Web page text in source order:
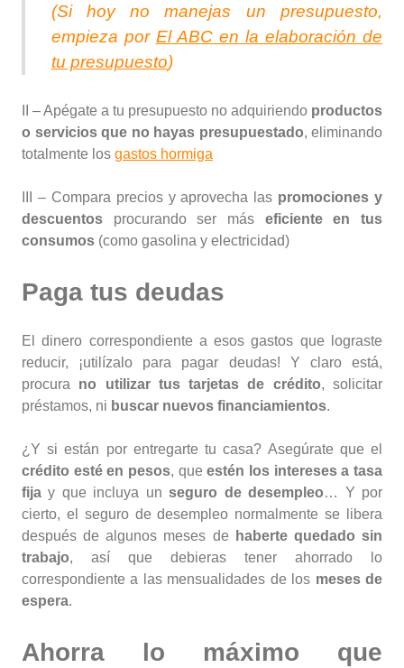
(Si hoy no manejas un presupuesto,
empieza por El ABC en la elaboración de
tu presupuesto)
II – Apégate a tu presupuesto no adquiriendo productos
o servicios que no hayas presupuestado, eliminando
totalmente los gastos hormiga
III – Compara precios y aprovecha las promociones y
descuentos procurando ser más eficiente en tus
consumos (como gasolina y electricidad)
Paga tus deudas
El dinero correspondiente a esos gastos que lograste
reducir, ¡utilízalo para pagar deudas! Y claro está,
procura no utilizar tus tarjetas de crédito, solicitar
préstamos, ni buscar nuevos financiamientos.
¿Y si están por entregarte tu casa? Asegúrate que el
crédito esté en pesos, queestén los intereses a tasa
fija y que incluya unseguro de desempleo… Y por
cierto, el seguro de desempleo normalmente se libera
después de algunos meses de
haberte quedado sin
trabajo, así que debieras tener ahorrado lo
correspondiente a las mensualidades de los meses de
espera.
Ahorra lo máximo que